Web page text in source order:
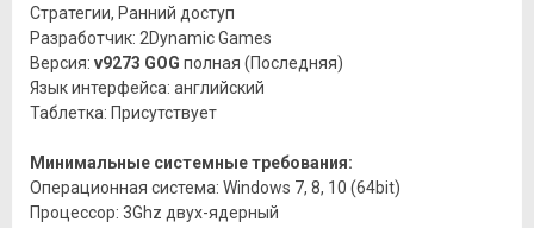
Стратегии, Ранний доступ
Разработчик: 2Dynamic Games
Версия: v9273 GOG полная (Последняя)
Язык интерфейса: английский
Таблетка: Присутствует
Минимальные системные требования:
Операционная система: Windows 7, 8, 10 (64bit)
Процессор: 3Ghz двух-ядерный